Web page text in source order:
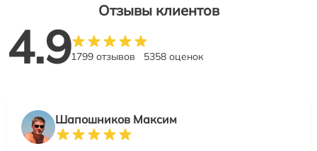
Отзывы клиентов
4.91799 отзывов 5358 оценок
Шапошников Максим